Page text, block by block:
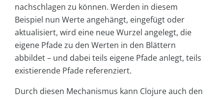
nachschlagen zu können. Werden in diesem
Beispiel nun Werte angehängt, eingefügt oder
aktualisiert, wird eine neue Wurzel angelegt, die
eigene Pfade zu den Werten in den Blättern
abbildet – und dabei teils eigene Pfade anlegt, teils
existierende Pfade referenziert.
Durch diesen Mechanismus kann Clojure auch den